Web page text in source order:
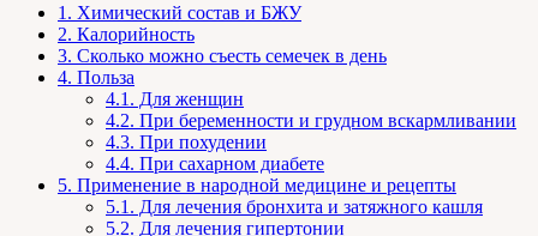
1. Химический состав и БЖУ
2. Калорийность
3. Сколько можно съесть семечек в день
4. Польза
4.1. Для женщин
4.2. При беременности и грудном вскармливании
4.3. При похудении
4.4. При сахарном диабете
5. Применение в народной медицине и рецепты
5.1. Для лечения бронхита и затяжного кашля
5.2. Для лечения гипертонии